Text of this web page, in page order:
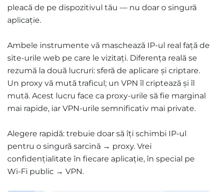
pleacă de pe dispozitivul tău — nu doar o singură
aplicație.
Ambele instrumente vă maschează IP-ul real față de
site-urile web pe care le vizitați. Diferența reală se
rezumă la două lucruri: sferă de aplicare și criptare.
Un proxy vă mută traficul; un VPN îl criptează și îl
mută. Acest lucru face ca proxy-urile să fie marginal
mai rapide, iar VPN-urile semnificativ mai private.
Alegere rapidă: trebuie doar să îți schimbi IP-ul
pentru o singură sarcină → proxy. Vrei
confidențialitate în fiecare aplicație, în special pe
Wi-Fi public → VPN.